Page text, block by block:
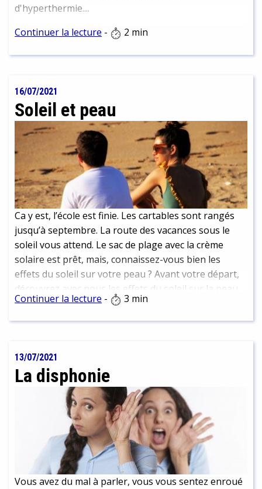
d'hyperthermie....
Continuer la lecture - 2 min
16/07/2021
Soleil et peau
Ca y est, l’école est finie. Les cartables sont rangés
jusqu’à septembre. La route des vacances sous le
soleil vous attend. Le sac de plage avec la crème
solaire est prêt, mais, connaissez-vous bien les
effets du soleil sur votre peau ? Avant votre départ,
découvrez avec nous les effets du soleil sur la peau,
pour passer ensuite un bel été ensoleillé.
Continuer la lecture - 3 min
13/07/2021
La disphonie
Vous avez du mal à parler, vous vous sentez enroué